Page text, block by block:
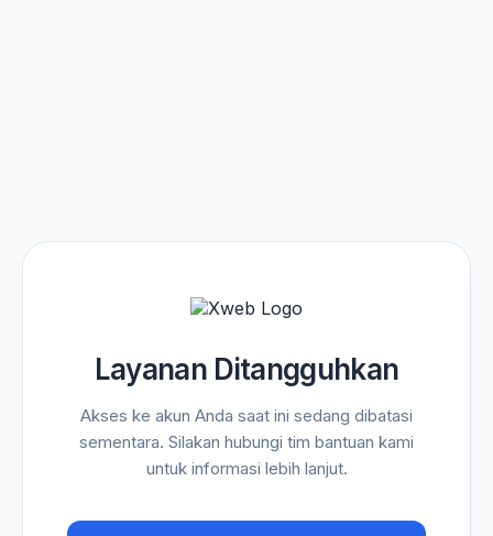
Layanan Ditangguhkan
Akses ke akun Anda saat ini sedang dibatasi
sementara. Silakan hubungi tim bantuan kami
untuk informasi lebih lanjut.